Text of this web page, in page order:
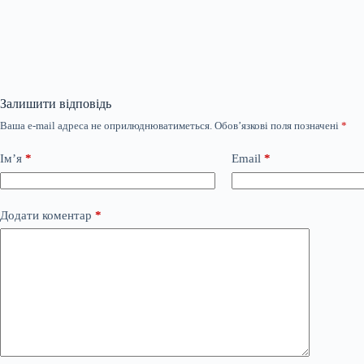
Залишити відповідь
Ваша e-mail адреса не оприлюднюватиметься. Обов’язкові поля позначені *
Ім’я * Email *
Додати коментар *